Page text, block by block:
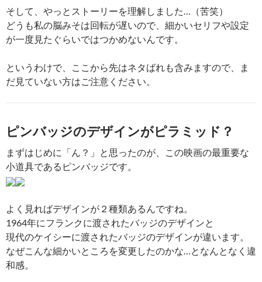
そして、やっとストーリーを理解しました…（苦笑）
どうも私の脳みそは回転が遅いので、細かいセリフや設定
が一度見たぐらいではつかめないんです。
というわけで、ここから先はネタばれも含みますので、ま
だ見ていない方はご注意ください。
ピンバッジのデザインがピラミッド？
まずはじめに「ん？」と思ったのが、この映画の最重要な
小道具であるピンバッジです。
よく見ればデザインが２種類あるんですね。
1964年にフランクに渡されたバッジのデザインと
現代のケイシーに渡されたバッジのデザインが違います。
なぜこんな細かいところを変更したのかな…となんとなく違
和感。